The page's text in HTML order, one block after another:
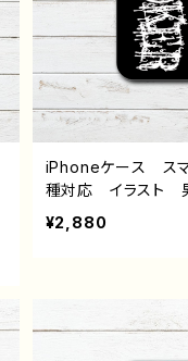
iPhoneケース ス
種対応 イラスト
ン クール エモ
ラ ヤンデレ ホ
性的 おすすめ
ストレーター ク
ル デザイン グッズ
¥2,880